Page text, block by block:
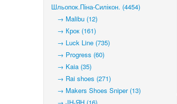
Шльопок.Піна-Силікон. (4454)
→ Malibu (12)
→ Крок (161)
→ Luck Line (735)
→ Progress (60)
→ Kaia (35)
→ Rai shoes (271)
→ Makers Shoes Sniper (13)